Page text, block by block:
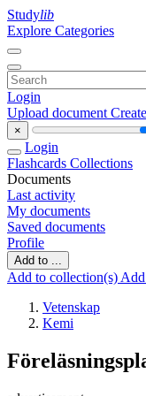
Studylib
Explore Categories
Login
Upload document
×
Login
Flashcards Collections
Documents
Last activity
My documents
Saved documents
Profile
Add to ...
Add to collection(s)
Vetenskap
Kemi